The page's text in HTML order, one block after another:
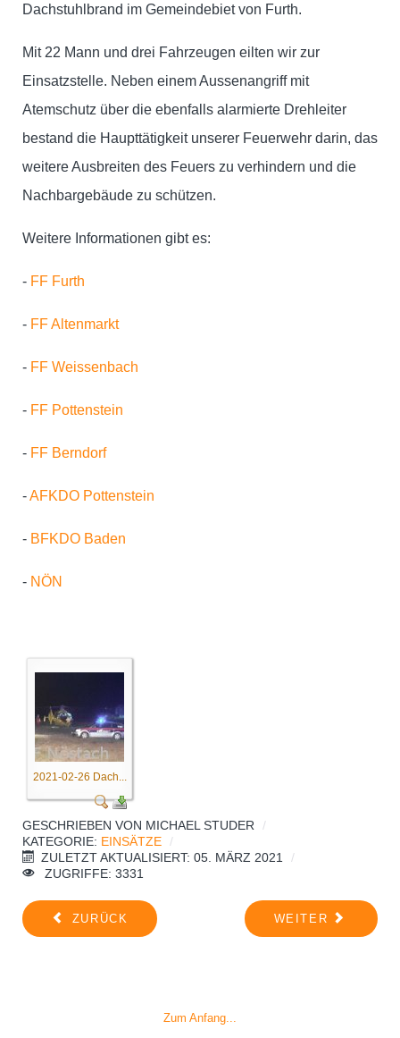
Dachstuhlbrand im Gemeindebiet von Furth.
Mit 22 Mann und drei Fahrzeugen eilten wir zur
Einsatzstelle. Neben einem Aussenangriff mit
Atemschutz über die ebenfalls alarmierte Drehleiter
bestand die Haupttätigkeit unserer Feuerwehr darin, das
weitere Ausbreiten des Feuers zu verhindern und die
Nachbargebäude zu schützen.
Weitere Informationen gibt es:
- FF Furth
- FF Altenmarkt
- FF Weissenbach
- FF Pottenstein
- FF Berndorf
-AFKDO Pottenstein
- BFKDO Baden
- NÖN
2021-02-26 Dach...
GESCHRIEBEN VON MICHAEL STUDER
KATEGORIE: EINSÄTZE
ZULETZT AKTUALISIERT: 05. MÄRZ 2021
ZUGRIFFE: 3331
ZURÜCK WEITER
Zum Anfang...